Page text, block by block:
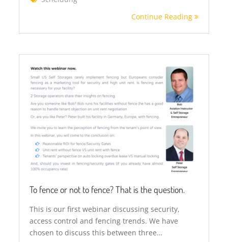
Continue Reading
To fence or not to fence? That is the question.
This is our first webinar discussing security,
access control and fencing trends. We have
chosen to discuss this between three…